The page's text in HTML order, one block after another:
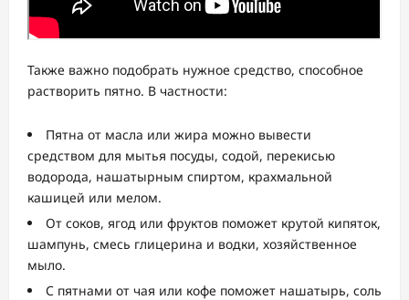
Также важно подобрать нужное средство, способное
растворить пятно. В частности:
Пятна от масла или жира можно вывести
средством для мытья посуды, содой, перекисью
водорода, нашатырным спиртом, крахмальной
кашицей или мелом.
От соков, ягод или фруктов поможет крутой кипяток,
шампунь, смесь глицерина и водки, хозяйственное
мыло.
С пятнами от чая или кофе поможет нашатырь, соль